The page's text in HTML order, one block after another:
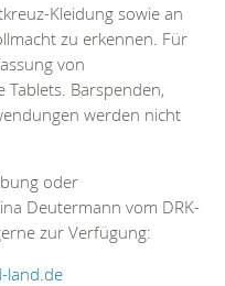
Kleidung sowie an
zu erkennen. Für
von
Barspenden,
werden nicht
oder
Deutermann vom DRK-
zur Verfügung:
land.de